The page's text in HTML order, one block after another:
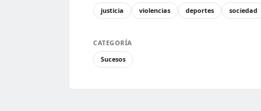
justicia
violencias deportes sociedad
CATEGORÍA
Sucesos